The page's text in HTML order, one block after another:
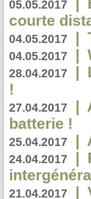
05.05.2017
courte
04.05.2017 |
04.05.2017 |
28.04.2017 |
!
27.04.2017 |
batterie !
25.04.2017 |
24.04.2017 |
21.04.2017 |